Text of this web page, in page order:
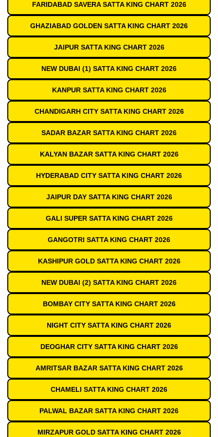
FARIDABAD SAVERA SATTA KING CHART 2026
GHAZIABAD GOLDEN SATTA KING CHART 2026
JAIPUR SATTA KING CHART 2026
NEW DUBAI (1) SATTA KING CHART 2026
KANPUR SATTA KING CHART 2026
CHANDIGARH CITY SATTA KING CHART 2026
SADAR BAZAR SATTA KING CHART 2026
KALYAN BAZAR SATTA KING CHART 2026
HYDERABAD CITY SATTA KING CHART 2026
JAIPUR DAY SATTA KING CHART 2026
GALI SUPER SATTA KING CHART 2026
GANGOTRI SATTA KING CHART 2026
KASHIPUR GOLD SATTA KING CHART 2026
NEW DUBAI (2) SATTA KING CHART 2026
BOMBAY CITY SATTA KING CHART 2026
NIGHT CITY SATTA KING CHART 2026
DEOGHAR CITY SATTA KING CHART 2026
AMRITSAR BAZAR SATTA KING CHART 2026
CHAMELI SATTA KING CHART 2026
PALWAL BAZAR SATTA KING CHART 2026
MIRZAPUR GOLD SATTA KING CHART 2026